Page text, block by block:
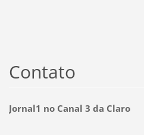
Contato
Jornal1 no Canal 3 da Claro